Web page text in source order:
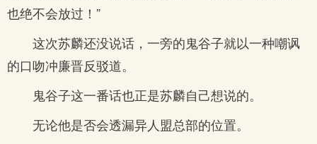
也绝不会放过！”
这次苏麟还没说话，一旁的鬼谷子就以一种嘲讽
的口吻冲廉晋反驳道。
鬼谷子这一番话也正是苏麟自己想说的。
无论他是否会透漏异人盟总部的位置。